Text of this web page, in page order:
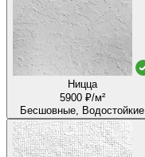
Ницца
5900 ₽/м²
Бесшовные, Водостойкие